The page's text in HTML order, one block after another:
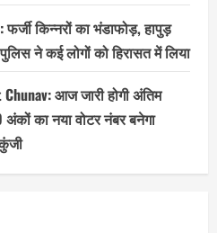
किन्नरों का भंडाफोड़, हापुड़
ने कई लोगों को हिरासत में लिया
Chunav: आज जारी होगी अंतिम
अंकों का नया वोटर नंबर बनेगा